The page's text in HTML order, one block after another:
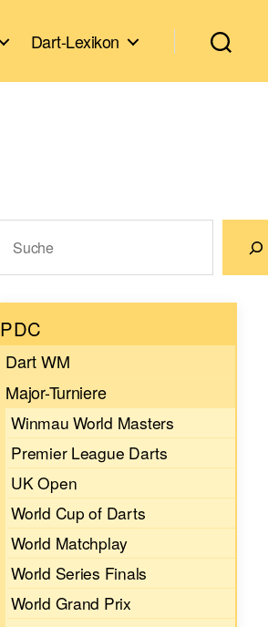
Dart-Lexikon
PDC
Dart WM
Major-Turniere
Winmau World Masters
Premier League Darts
UK Open
World Cup of Darts
World Matchplay
World Series Finals
World Grand Prix